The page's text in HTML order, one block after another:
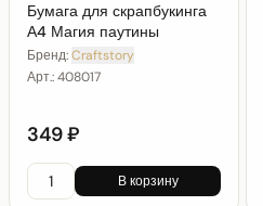
Бумага для скрапбукинга
А4 Магия паутины
Бренд:Craftstory
Арт.:408017
349 ₽
В корзину